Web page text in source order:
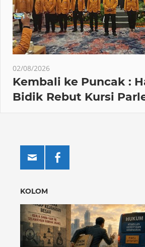
02/08/2026
Kembali ke Puncak :
Bidik Rebut Kursi
KOLOM